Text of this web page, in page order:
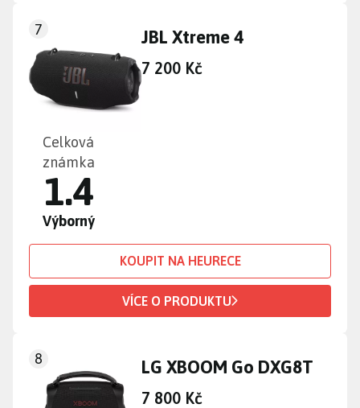
7 JBL Xtreme 4
7 200 Kč
Celková
známka
1.4
Výborný
KOUPIT NA HEURECE
VÍCE O PRODUKTU
8 LG XBOOM Go DXG8T
7 800 Kč